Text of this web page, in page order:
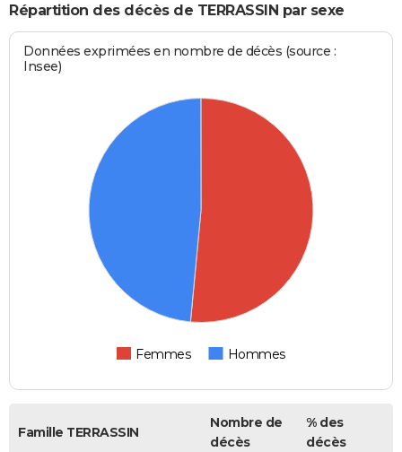
Répartition des décès de TERRASSIN par sexe
Données exprimées en nombre de décès (source :
Insee)
Femmes Hommes
Famille TERRASSIN
Nombre de
décès
% des
décès